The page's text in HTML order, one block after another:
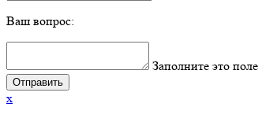
Ваш вопрос:
Заполните это поле
x